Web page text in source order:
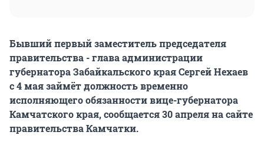
Бывший первый заместитель председателя
правительства - глава администрации
губернатора Забайкальского края Сергей Нехаев
с 4 мая займёт должность временно
исполняющего обязанности вице-губернатора
Камчатского края, сообщается 30 апреля на сайте
правительства Камчатки.